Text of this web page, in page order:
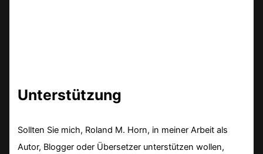
Unterstützung
Sollten Sie mich, Roland M. Horn, in meiner Arbeit als
Autor, Blogger oder Übersetzer unterstützen wollen,